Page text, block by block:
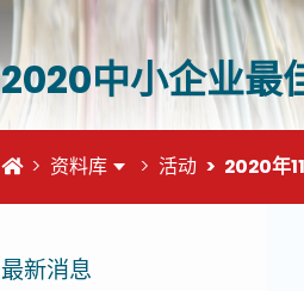
2020中小企业最
首页资料库 活动 2020年
最新消息